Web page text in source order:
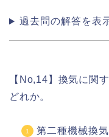
過去問の解答を表
【No,14】換気に関
どれか。
第二種機械換